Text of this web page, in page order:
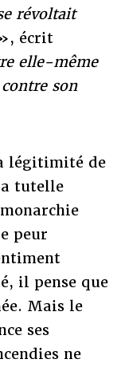
révoltait
écrit
elle-même
son
légitimité de
tutelle
peur
il pense que
Mais le
ses
ne